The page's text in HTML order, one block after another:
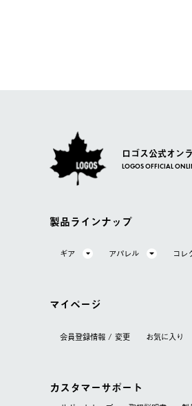
ロゴス公式オン
LOGOS OFFICIAL
製品ラインナップ
ギア アパレル コレ
マイページ
会員登録情報 / 変更 お気に⼊り
カスタマーサポート